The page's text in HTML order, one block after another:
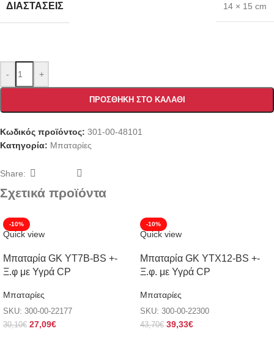
ΔΙΑΣΤΆΣΕΙΣ 14 × 15 cm
- +
ΠΡΟΣΘΉΚΗ ΣΤΟ ΚΑΛΆΘΙ
Κωδικός προϊόντος: 301-00-48101
Κατηγορία: Μπαταρίες
Share:
Σχετικά προϊόντα
-10%
Quick view
Μπαταρία GK YT7B-BS +-
Ξ.φ με Υγρά CP
Μπαταρίες
SKU: 300-00-22177
30,10€ 27,09€
-10%
Quick view
Μπαταρία GK YTX12-BS +-
Ξ.φ. με Υγρά CP
Μπαταρίες
SKU: 300-00-22300
43,70€ 39,33€